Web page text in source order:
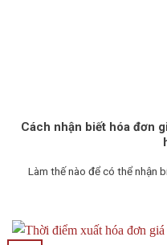
Cách nhận biết hóa đơn
Làm thế nào để có thể nhận